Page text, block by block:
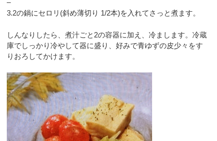
–
3.2の鍋にセロリ(斜め薄切り 1/2本)を入れてさっと煮ます。
しんなりしたら、煮汁ごと2の容器に加え、冷まします。冷蔵
庫でしっかり冷やして器に盛り、好みで青ゆずの皮少々をす
りおろしてかけます。